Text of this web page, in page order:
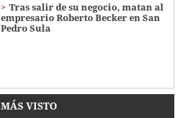
Tras salir de su negocio, matan al
empresario Roberto Becker en San
Pedro Sula
MÁS VISTO